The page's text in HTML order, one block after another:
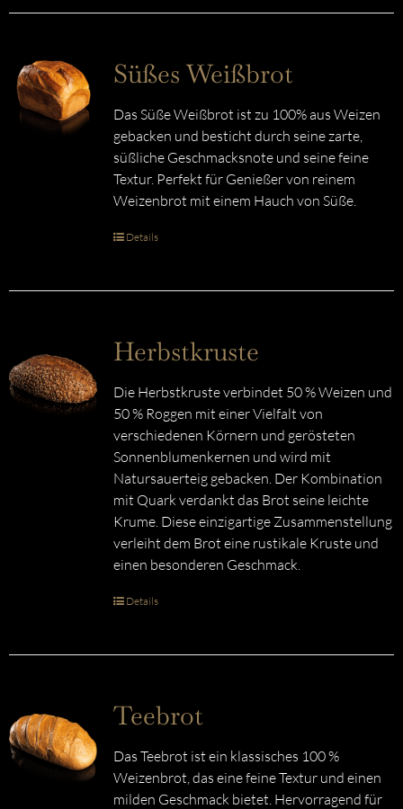
Süßes Weißbrot
Das Süße Weißbrot ist zu 100% aus Weizen
gebacken und besticht durch seine zarte,
süßliche Geschmacksnote und seine feine
Textur. Perfekt für Genießer von reinem
Weizenbrot mit einem Hauch von Süße.
Details
Herbstkruste
Die Herbstkruste verbindet 50 % Weizen und
50 % Roggen mit einer Vielfalt von
verschiedenen Körnern und gerösteten
Sonnenblumenkernen und wird mit
Natursauerteig gebacken. Der Kombination
mit Quark verdankt das Brot seine leichte
Krume. Diese einzigartige Zusammenstellung
verleiht dem Brot eine rustikale Kruste und
einen besonderen Geschmack.
Details
Teebrot
Das Teebrot ist ein klassisches 100 %
Weizenbrot, das eine feine Textur und einen
milden Geschmack bietet. Hervorragend für